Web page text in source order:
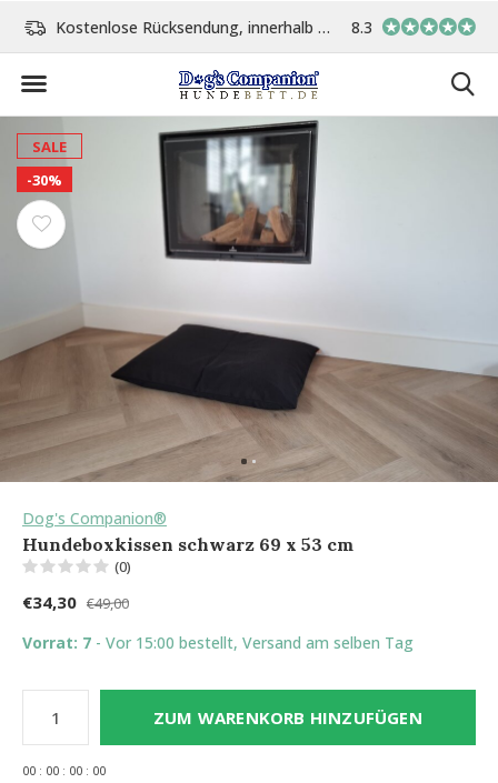
Kostenlose Rücksendung, innerhalb 14 Tage Vor 15:00 Uhr bestellt,
8.3
SALE
-30%
Dog's Companion®
Hundeboxkissen schwarz 69 x 53 cm
(0)
€34,30 €49,00
Vorrat: 7 - Vor 15:00 bestellt, Versand am selben Tag
ZUM WARENKORB HINZUFÜGEN
00 : 00 : 00 : 00